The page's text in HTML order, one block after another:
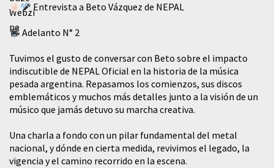
Entrevista a Beto Vázquez de NEPAL
Adelanto N° 2
Tuvimos el gusto de conversar con Beto sobre el impacto
indiscutible de NEPAL Oficial en la historia de la música
pesada argentina. Repasamos los comienzos, sus discos
emblemáticos y muchos más detalles junto a la visión de un
músico que jamás detuvo su marcha creativa.
​Una charla a fondo con un pilar fundamental del metal
nacional, y dónde en cierta medida, revivimos el legado, la
vigencia y el camino recorrido en la escena.